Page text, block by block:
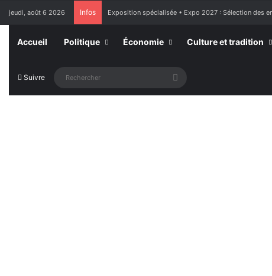
jeudi, août 6 2026 Infos Exposition spécialisée • Expo 2027 : Sélection des
Accueil Politique Économie Culture et tradition
Suivre Rechercher